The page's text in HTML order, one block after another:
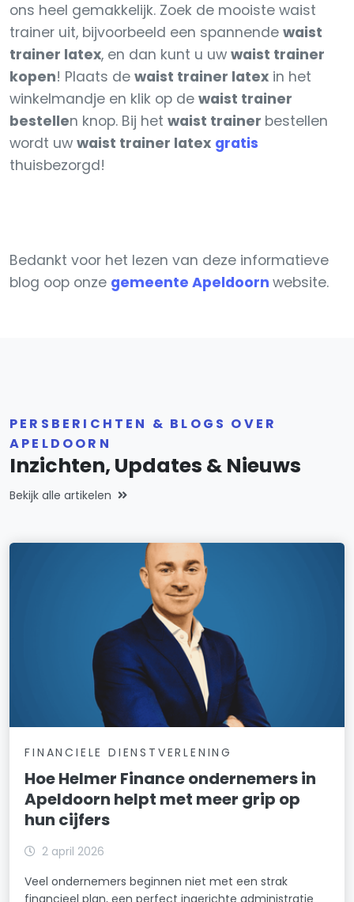
ons heel gemakkelijk. Zoek de mooiste waist
trainer uit, bijvoorbeeld een spannende waist
trainer latex, en dan kunt u uw waist trainer
kopen! Plaats de waist trainer latex in het
winkelmandje en klik op de waist trainer
bestellen knop. Bij het waist trainer bestellen
wordt uw waist trainer latex gratis
thuisbezorgd!
Bedankt voor het lezen van deze informatieve
blog oop onze gemeente Apeldoorn website.
PERSBERICHTEN & BLOGS OVER
APELDOORN
Inzichten, Updates & Nieuws
Bekijk alle artikelen
FINANCIELE DIENSTVERLENING
Hoe Helmer Finance ondernemers in
Apeldoorn helpt met meer grip op
hun cijfers
2 april 2026
Veel ondernemers beginnen niet met een strak